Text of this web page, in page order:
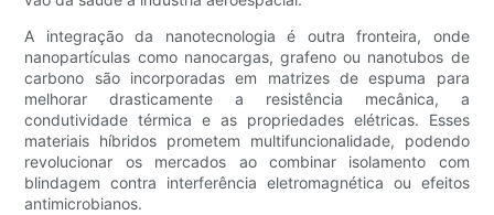
A integração da nanotecnologia é outra fronteira, onde
nanopartículas como nanocargas, grafeno ou nanotubos de
carbono são incorporadas em matrizes de espuma para
melhorar drasticamente a resistência mecânica, a
condutividade térmica e as propriedades elétricas. Esses
materiais híbridos prometem multifuncionalidade, podendo
revolucionar os mercados ao combinar isolamento com
blindagem contra interferência eletromagnética ou efeitos
antimicrobianos.